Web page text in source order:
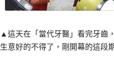
▲這天在「當代牙醫」看完牙齒
生意好的不得了，剛開幕的這段